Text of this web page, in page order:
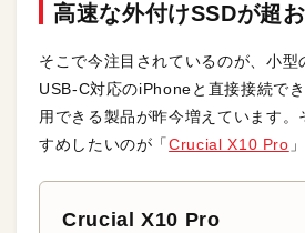
高速な外付けSSDが超
そこで今注目されているのが、小型
USB-C対応のiPhoneと直接接続で
用できる製品が昨今増えています。
すめしたいのが「Crucial X10 Pro
Crucial X10 Pro